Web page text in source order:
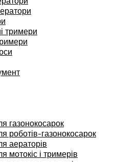
тримери
газонокосарок
роботів-газонокосарок
аераторів
мотокіс і тримерів